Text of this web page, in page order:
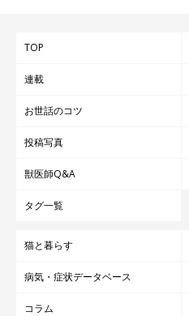
TOP
連載
お世話のコツ
投稿写真
獣医師Q&A
タグ一覧
猫と暮らす
病気・症状データベース
コラム